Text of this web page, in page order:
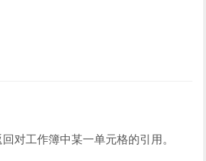
对工作簿中某一单元格的引用。